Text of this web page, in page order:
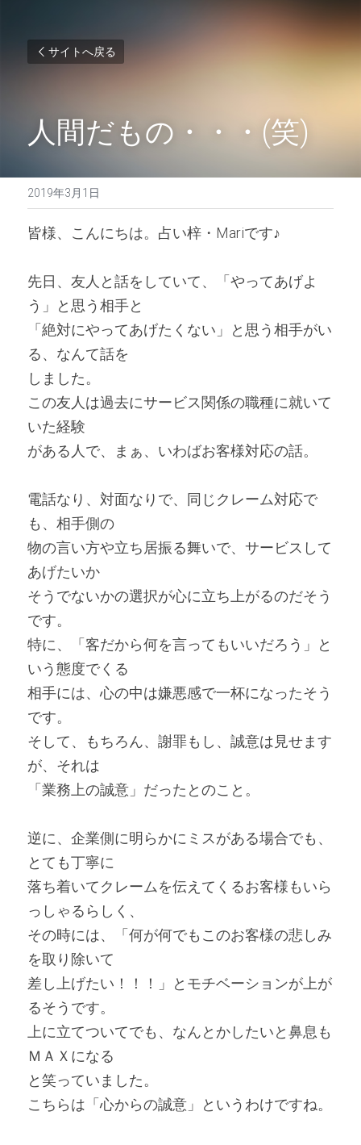
サイトへ戻る
人間だもの・・・(笑)
2019年3月1日
皆様、こんにちは。占い梓・Mariです♪
先日、友人と話をしていて、「やってあげよ
う」と思う相手と
「絶対にやってあげたくない」と思う相手がい
る、なんて話を
しました。
この友人は過去にサービス関係の職種に就いて
いた経験
がある人で、まぁ、いわばお客様対応の話。
電話なり、対面なりで、同じクレーム対応で
も、相手側の
物の言い方や立ち居振る舞いで、サービスして
あげたいか
そうでないかの選択が心に立ち上がるのだそう
です。
特に、「客だから何を言ってもいいだろう」と
いう態度でくる
相手には、心の中は嫌悪感で一杯になったそう
です。
そして、もちろん、謝罪もし、誠意は見せます
が、それは
「業務上の誠意」だったとのこと。
逆に、企業側に明らかにミスがある場合でも、
とても丁寧に
落ち着いてクレームを伝えてくるお客様もいら
っしゃるらしく、
その時には、「何が何でもこのお客様の悲しみ
を取り除いて
差し上げたい！！！」とモチベーションが上が
るそうです。
上に立てついてでも、なんとかしたいと鼻息も
ＭＡＸになる
と笑っていました。
こちらは「心からの誠意」というわけですね。